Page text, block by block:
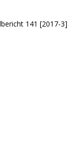
141 [2017-3]